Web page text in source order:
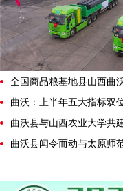
曲沃县与山西农业大学共